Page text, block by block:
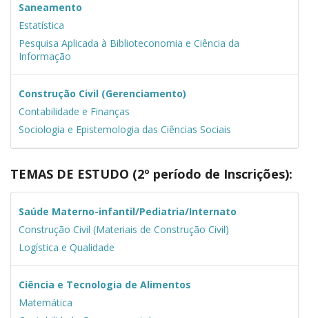
Saneamento
Estatística
Pesquisa Aplicada à Biblioteconomia e Ciência da
Informação
Construção Civil (Gerenciamento)
Contabilidade e Finanças
Sociologia e Epistemologia das Ciências Sociais
TEMAS DE ESTUDO (2º período de Inscrições):
Saúde Materno-infantil/Pediatria/Internato
Construção Civil (Materiais de Construção Civil)
Logística e Qualidade
Ciência e Tecnologia de Alimentos
Matemática